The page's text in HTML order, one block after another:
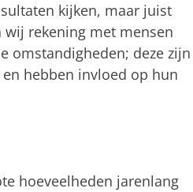
kijken, maar juist
rekening met mensen
omstandigheden; deze zijn
hebben invloed op hun
hoeveelheden jarenlang